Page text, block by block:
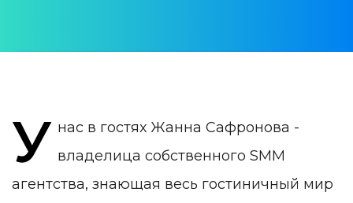
22 August 2021
У нас в гостях Жанна Сафронова -
владелица собственного SMM
агентства, знающая весь гостиничный мир